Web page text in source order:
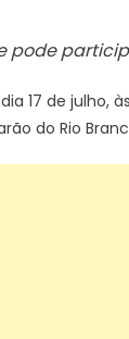
pode
dia 17 de
do Rio